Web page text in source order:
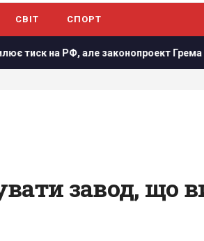
СВІТ СПОРТ
законопроект Грема змусить його
завод, що